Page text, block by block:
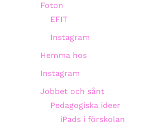
Foton
EFIT
Instagram
Hemma hos
Instagram
Jobbet och sånt
Pedagogiska ideer
iPads i förskolan